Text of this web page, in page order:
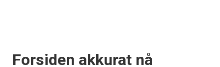
Forsiden akkurat nå